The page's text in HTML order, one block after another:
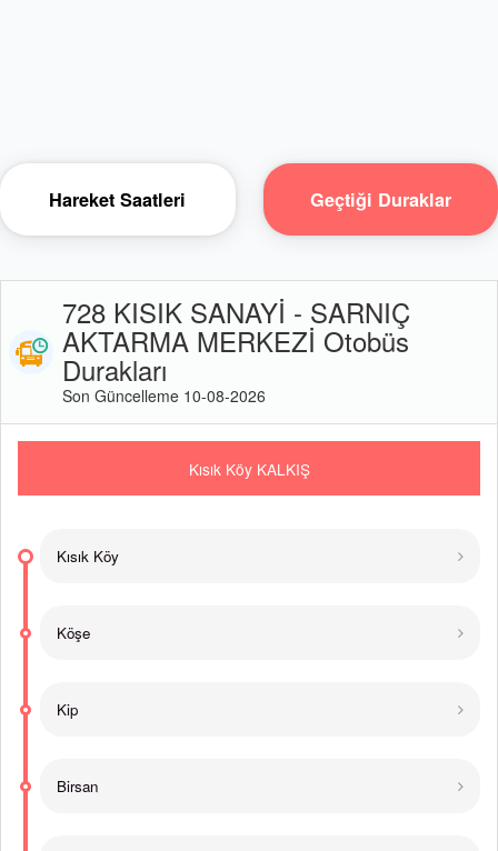
Hareket Saatleri Geçtiği Duraklar
728 KISIK SANAYİ - SARNIÇ
AKTARMA MERKEZİ Otobüs
Durakları
Son Güncelleme 10-08-2026
Kısık Köy KALKIŞ
Kısık Köy
Köşe
Kip
Birsan